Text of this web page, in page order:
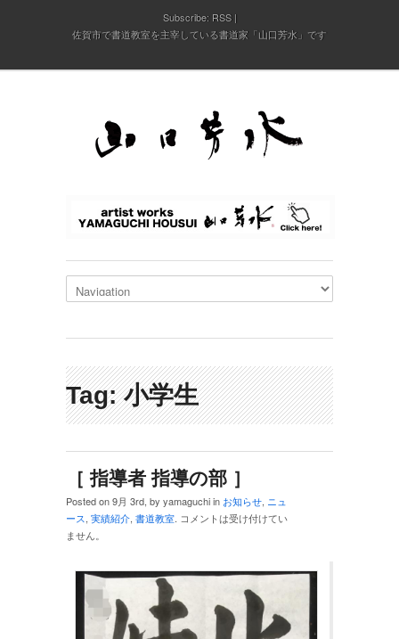
Subscribe: RSS
佐賀市で書道教室を主宰している書道家「山口芳水」です
Tag: 小学生
［ 指導者 指導の部 ］
Posted on 9月 3rd, by yamaguchi in お知らせ, ニュ
ース, 実績紹介, 書道教室. コメントは受け付けてい
ません。